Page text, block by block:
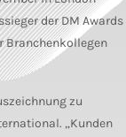
der DM Awards
Branchenkollegen
zu
„Kunden